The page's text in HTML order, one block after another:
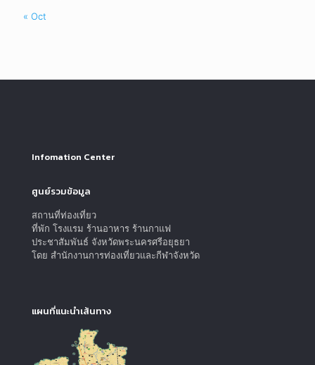
« Oct
Infomation Center
ศูนย์รวมข้อมูล
สถานที่ท่องเที่ยว
ที่พัก โรงแรม ร้านอาหาร ร้านกาแฟ
ประชาสัมพันธ์ จังหวัดพระนครศรีอยุธยา
โดย สำนักงานการท่องเที่ยวและกีฬาจังหวัด
แผนที่แนะนำเส้นทาง